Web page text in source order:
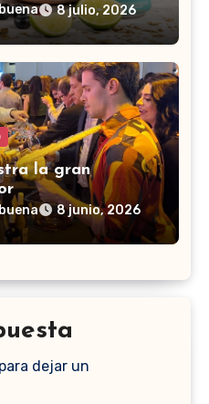
8 julio, 2026
la gran
8 junio, 2026
dejar un